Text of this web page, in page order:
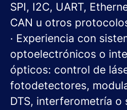
SPI, I2C, UART,
CAN u otros
· Experiencia con
optoelectrónicos o
ópticos: control de
fotodetectores,
DTS, interferometría o